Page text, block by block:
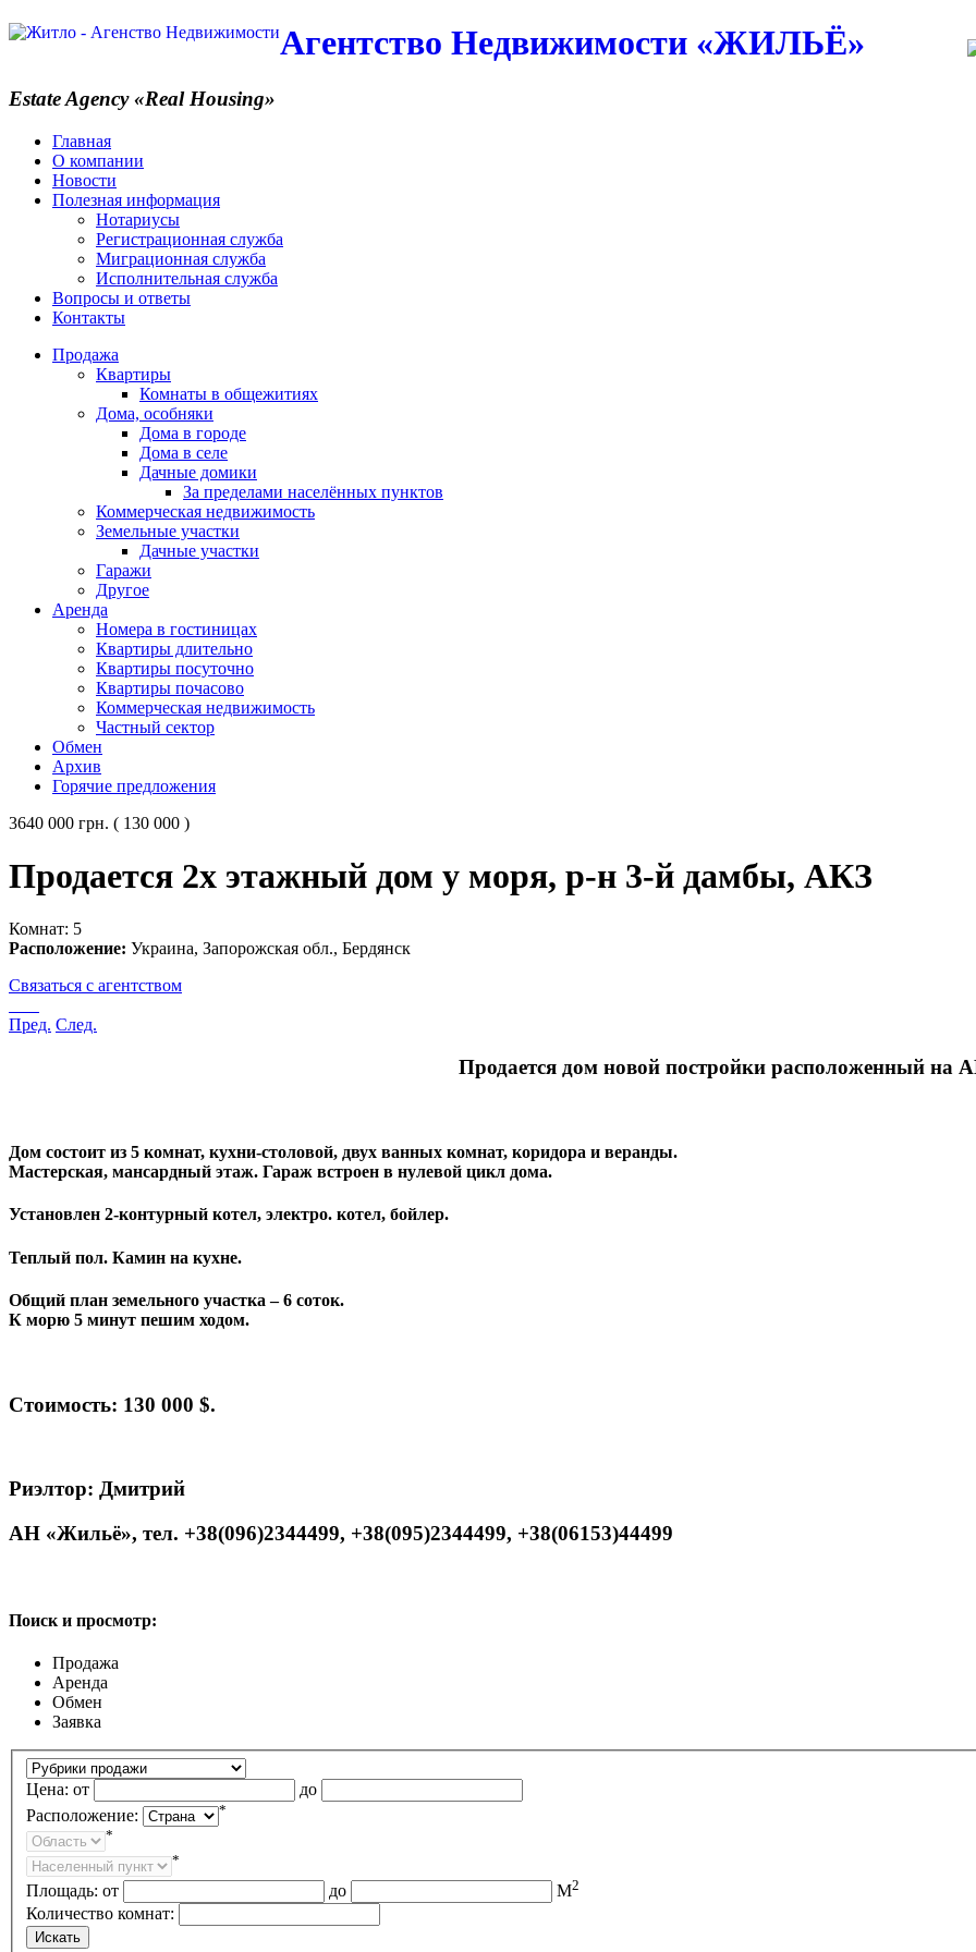
Агентство Недвижимости «ЖИЛЬЁ»
Estate Agency«Real Housing»
Главная
О компании
Новости
Полезная информация
Нотариусы
Регистрационная служба
Миграционная служба
Исполнительная служба
Вопросы и ответы
Контакты
Продажа
Квартиры
Комнаты в общежитиях
Дома, особняки
Дома в городе
Дома в селе
Дачные домики
За пределами населённых пунктов
Коммерческая недвижимость
Земельные участки
Дачные участки
Гаражи
Другое
Аренда
Номера в гостиницах
Квартиры длительно
Квартиры посуточно
Квартиры почасово
Коммерческая недвижимость
Частный сектор
Обмен
Архив
Горячие предложения
3640 000 грн. ( 130 000 )
Продается 2х этажный дом у моря, р-н 3-й дамбы, АКЗ
Комнат: 5
Расположение: Украина, Запорожская обл., Бердянск
Связаться с агентством
Пред. След.
Продается дом новой постройки расположенный на
Дом состоит из 5 комнат, кухни-столовой, двух ванных комнат, коридора и веранды.
Мастерская, мансардный этаж. Гараж встроен в нулевой цикл дома.
Установлен 2-контурный котел, электро. котел, бойлер.
Теплый пол. Камин на кухне.
Общий план земельного участка – 6 соток.
К морю 5 минут пешим ходом.
Стоимость: 130 000 $.
Риэлтор: Дмитрий
АН «Жильё», тел. +38(096)2344499, +38(095)2344499, +38(06153)44499
Поиск и просмотр:
Продажа
Аренда
Обмен
Заявка
Цена: от
до
Расположение:
*
*
*
Площадь: от до M2
Количество комнат: